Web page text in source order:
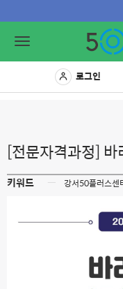
Toggle
로그인
[전문자격과정]
키워드 ㅡ 강서50플러스센